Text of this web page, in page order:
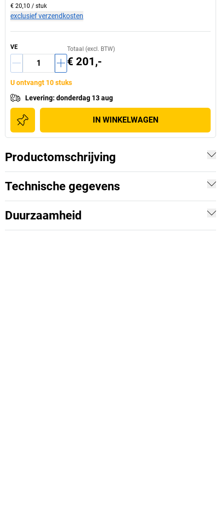
€ 20,10 / stuk
exclusief verzendkosten
VE Totaal (excl. BTW)
€ 201,-
U ontvangt 10 stuks
Levering: donderdag 13 aug
IN WINKELWAGEN
Productomschrijving
Technische gegevens
Duurzaamheid